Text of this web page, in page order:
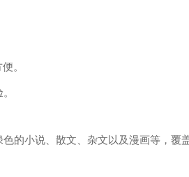
。
的小说、散文、杂文以及漫画等，覆